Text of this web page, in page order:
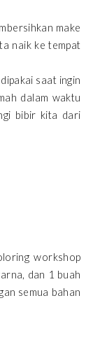
make
naik ke tempat
saat ingin
dalam waktu
bibir kita dari
workshop
dan 1 buah
semua bahan